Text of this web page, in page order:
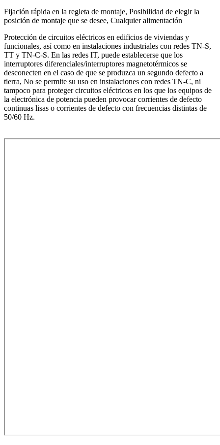
Fijación rápida en la regleta de montaje, Posibilidad de elegir la
posición de montaje que se desee, Cualquier alimentación
Protección de circuitos eléctricos en edificios de viviendas y
funcionales, así como en instalaciones industriales con redes TN-S,
TT y TN-C-S. En las redes IT, puede establecerse que los
interruptores diferenciales/interruptores magnetotérmicos se
desconecten en el caso de que se produzca un segundo defecto a
tierra, No se permite su uso en instalaciones con redes TN-C, ni
tampoco para proteger circuitos eléctricos en los que los equipos de
la electrónica de potencia pueden provocar corrientes de defecto
continuas lisas o corrientes de defecto con frecuencias distintas de
50/60 Hz.